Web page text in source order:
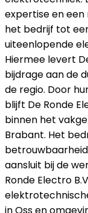
expertise en
het bedrijf tot
uiteenlopende
Hiermee levert
bijdrage aan de
de regio. Door
blijft De Ronde
binnen het
Brabant. Het
aansluit bij de
Ronde Electro